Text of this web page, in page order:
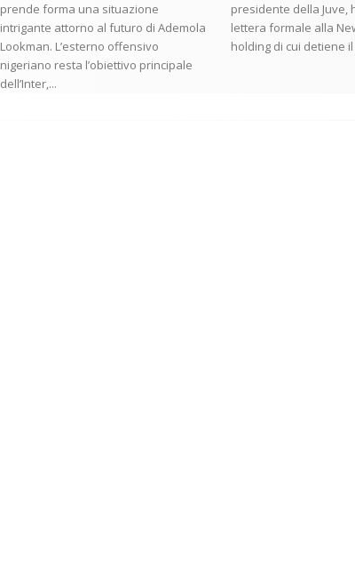
prende forma una situazione
intrigante attorno al futuro di Ademola
Lookman. L’esterno offensivo
nigeriano resta l’obiettivo principale
dell’Inter,...
presidente della Juve,
lettera formale alla
holding di cui detiene il